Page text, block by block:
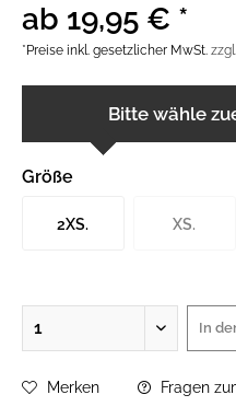
ab 19,95 € *
*Preise inkl. gesetzlicher MwSt.
Bitte wähle
Größe
2XS. XS.
In
Merken Fragen